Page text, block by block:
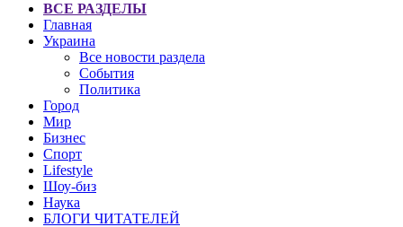
ВСЕ РАЗДЕЛЫ
Главная
Украина
Все новости раздела
События
Политика
Город
Мир
Бизнес
Спорт
Lifestyle
Шоу-биз
Наука
БЛОГИ ЧИТАТЕЛЕЙ